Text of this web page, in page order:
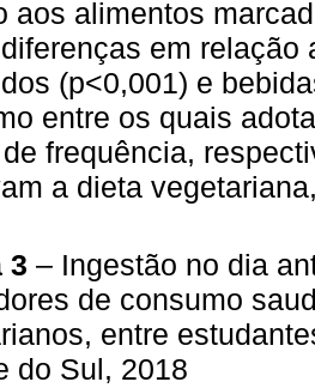
aos alimentos
em relação
(p<0,001) e
entre os quais
frequência,
a dieta
3 – Ingestão no dia
de consumo
entre
do Sul, 2018